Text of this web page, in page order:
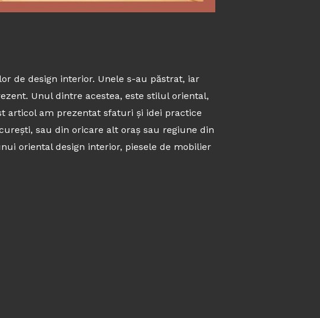
de design interior. Unele s-au păstrat, iar
Unul dintre acestea, este stilul oriental,
articol am prezentat sfaturi și idei practice
sau din oricare alt oraș sau regiune din
oriental design interior, piesele de mobilier